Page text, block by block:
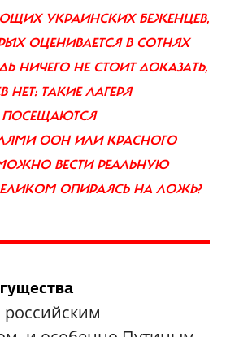
УКРАИНСКИХ БЕЖЕНЦЕВ,
ОЦЕНИВАЕТСЯ В СОТНЯХ
НИЧЕГО НЕ СТОИТ ДОКАЗАТЬ,
НЕТ: ТАКИЕ ЛАГЕРЯ
ПОСЕЩАЮТСЯ
ООН ИЛИ КРАСНОГО
ВЕСТИ РЕАЛЬНУЮ
ОПИРАЯСЬ НА ЛОЖЬ?
российским